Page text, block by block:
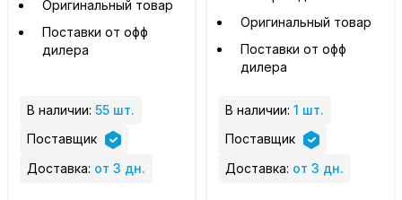
Оригинальный товар
Поставки от офф
дилера
В наличии: 55 шт.
Поставщик
Доставка: от 3 дн.
Оригинальный товар
Поставки от офф
дилера
В наличии: 1 шт.
Поставщик
Доставка: от 3 дн.